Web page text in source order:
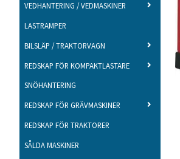
VEDHANTERING / VEDMASKINER
LASTRAMPER
BILSLÄP / TRAKTORVAGN
REDSKAP FÖR KOMPAKTLASTARE
SNÖHANTERING
REDSKAP FÖR GRÄVMASKINER
REDSKAP FÖR TRAKTORER
SÅLDA MASKINER